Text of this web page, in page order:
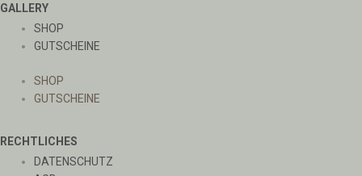
GALLERY
SHOP
GUTSCHEINE
SHOP
GUTSCHEINE
RECHTLICHES
DATENSCHUTZ